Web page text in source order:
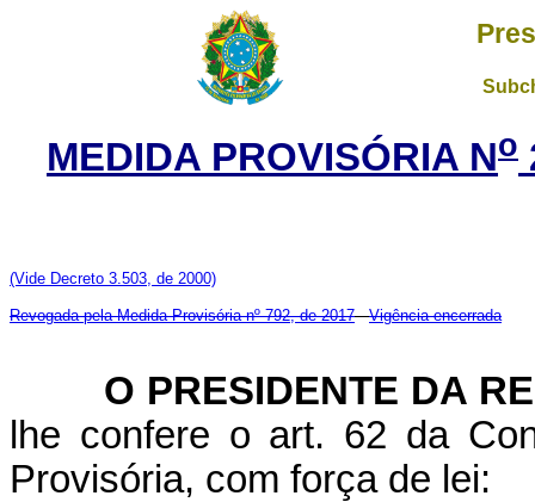
MEDIDA PROVISÓRIA No
(Vide Decreto 3.503, de 2000)
Revogada pela Medida Provisória nº 792, de 2017 Vigência encerrada
O PRESIDENTE DA
lhe confere o art. 62 da
Provisória, com força de lei: